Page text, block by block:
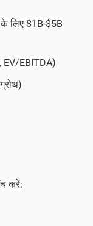
लिए $1B-$5B
EV/EBITDA)
करें: